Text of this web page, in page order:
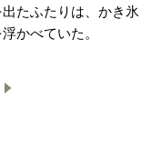
たふたりは、かき氷
かべていた。